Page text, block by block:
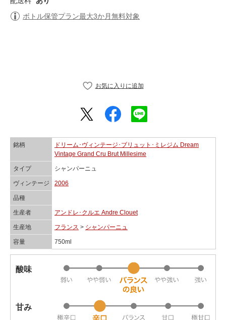
ボトル保管プラン最大3か月無料対象
銘柄
ドリーム･ヴィンテージ･ブリュット･ミレジム Dream
Vintage Grand Cru Brut Millesime
タイプ シャンパーニュ
ヴィンテージ 2006
品種
生産者 アンドレ･クルエ Andre Clouet
生産地 フランス > シャンパーニュ
容量 750ml
酸味
甘み